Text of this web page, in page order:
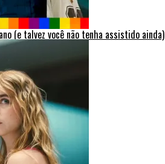
(e talvez você não tenha assistido ainda)